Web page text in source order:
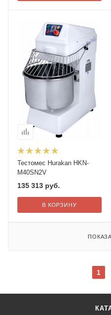
Тестомес Hurakan HKN-
M40SN2V
135 313 руб.
В КОРЗИНУ
1